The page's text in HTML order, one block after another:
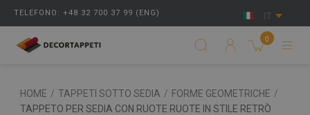
TELEFONO: +48 32 700 37 99 (ENG)
0
HOME / TAPPETI SOTTO SEDIA / FORME GEOMETRICHE /
TAPPETO PER SEDIA CON RUOTE RUOTE IN STILE RETRÒ